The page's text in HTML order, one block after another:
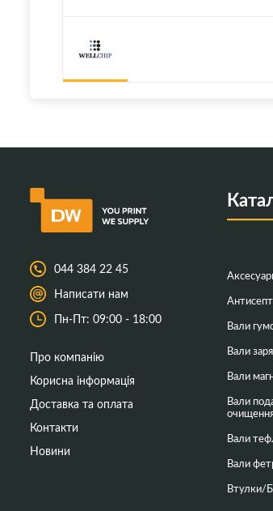
044 384 22 45
Написати нам
Пн-Пт: 09:00 - 18:00
Про компанію
Корисна інформація
Доставка та оплата
Контакти
Новини
Вали
Вали
Вали
Вали
Вали
Вали
Втулки/